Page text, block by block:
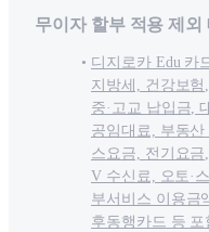
무이자 할부 적용 제외
디지로카 Edu 카
지방세, 건강보
중·고교 납입금,
공임대료, 부동
스요금, 전기요
V 수신료, 오토·
부서비스 이용금
후동행카드 등